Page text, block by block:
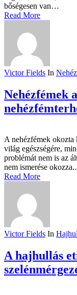
bőségesen van…
Read More
Victor Fields In
Nehézfémek
A nehézfémek okozta
világ egészségére,
problémát nem is az
nem ismerése
Read More
Victor Fields In
A hajhullás